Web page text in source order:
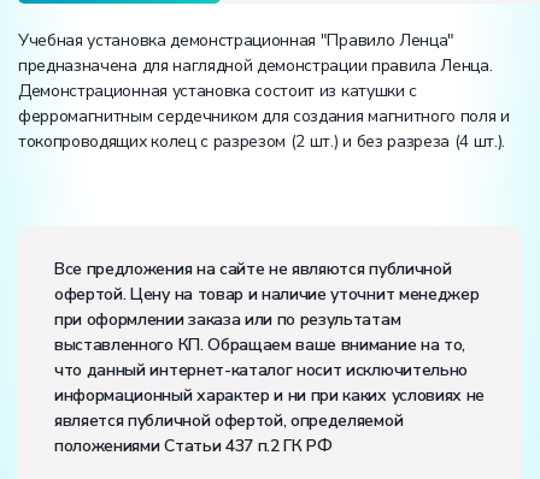
Учебная установка демонстрационная "Правило Ленца"
предназначена для наглядной демонстрации правила Ленца.
Демонстрационная установка состоит из катушки с
ферромагнитным сердечником для создания магнитного поля и
токопроводящих колец с разрезом (2 шт.) и без разреза (4 шт.).
Размеры (Д x Ш x В):
Потребляемая мощность, В·А:1000
Электропитание:
напряжение, В:220
частота, Гц:50
Класс защиты от поражения электрическим током:
Диапазон рабочих температур, ˚С:+10…+35
Влажность, %:до 80
Все предложения на сайте не являются публичной
офертой. Цену на товар и наличие уточнит менеджер
при оформлении заказа или по результатам
выставленного КП. Обращаем ваше внимание на то,
что данный интернет-каталог носит исключительно
информационный характер и ни при каких условиях не
является публичной офертой, определяемой
положениями Статьи 437 п.2 ГК РФ